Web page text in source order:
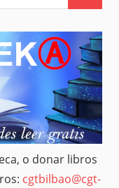
o donar libros
cgtbilbao@cgt-